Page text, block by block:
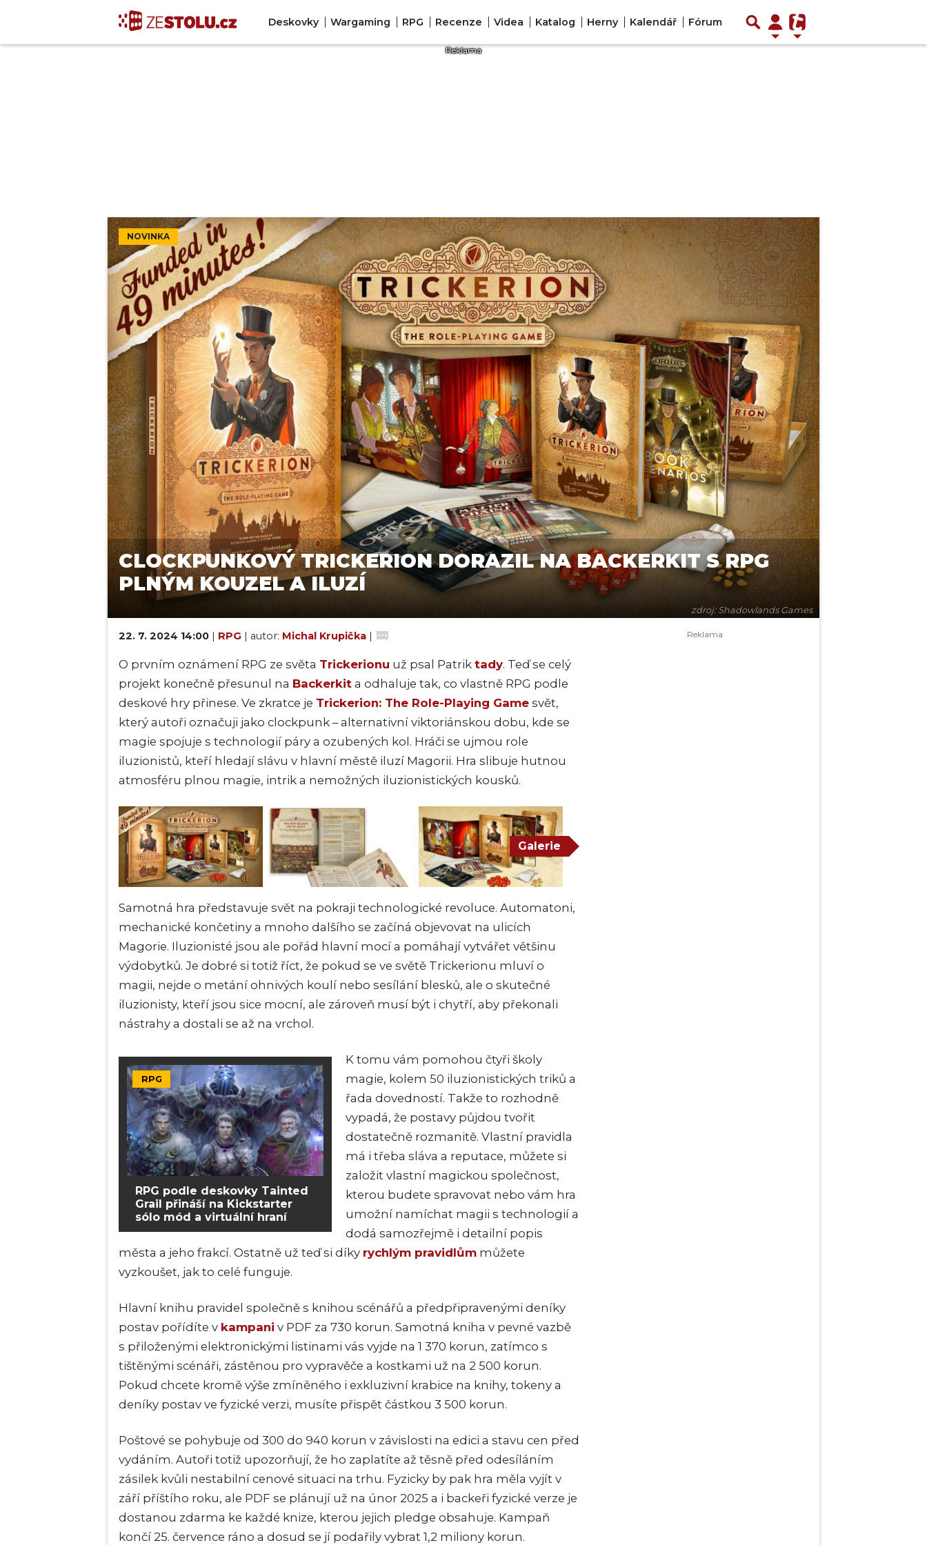
Deskovky Wargaming RPG Recenze Videa Katalog Herny Kalendář Fórum
NOVINKA
zdroj: Shadowlands Games
CLOCKPUNKOVÝ TRICKERION DORAZIL NA BACKERKIT S RPG
PLNÝM KOUZEL A ILUZÍ
22. 7. 2024 14:00 | RPG | autor: Michal Krupička |
O prvním oznámení RPG ze světa Trickerionu už psal Patrik tady. Teď se celý
projekt konečně přesunul na Backerkit a odhaluje tak, co vlastně RPG podle
deskové hry přinese. Ve zkratce je Trickerion: The Role-Playing Game svět,
který autoři označuji jako clockpunk – alternativní viktoriánskou dobu, kde se
magie spojuje s technologií páry a ozubených kol. Hráči se ujmou role
iluzionistů, kteří hledají slávu v hlavní městě iluzí Magorii. Hra slibuje hutnou
atmosféru plnou magie, intrik a nemožných iluzionistických kousků.
Galerie
Samotná hra představuje svět na pokraji technologické revoluce. Automatoni,
mechanické končetiny a mnoho dalšího se začíná objevovat na ulicích
Magorie. Iluzionisté jsou ale pořád hlavní mocí a pomáhají vytvářet většinu
výdobytků. Je dobré si totiž říct, že pokud se ve světě Trickerionu mluví o
magii, nejde o metání ohnivých koulí nebo sesílání blesků, ale o skutečné
iluzionisty, kteří jsou sice mocní, ale zároveň musí být i chytří, aby překonali
nástrahy a dostali se až na vrchol.
RPG
RPG podle deskovky Tainted
Grail přináší na Kickstarter
sólo mód a virtuální hraní
K tomu vám pomohou čtyři školy
magie, kolem 50 iluzionistických triků a
řada dovedností. Takže to rozhodně
vypadá, že postavy půjdou tvořit
dostatečně rozmanitě. Vlastní pravidla
má i třeba sláva a reputace, můžete si
založit vlastní magickou společnost,
kterou budete spravovat nebo vám hra
umožní namíchat magii s technologií a
dodá samozřejmě i detailní popis
města a jeho frakcí. Ostatně už teď si díky rychlým pravidlům můžete
vyzkoušet, jak to celé funguje.
Hlavní knihu pravidel společně s knihou scénářů a předpřipravenými deníky
postav pořídíte v kampani v PDF za 730 korun. Samotná kniha v pevné vazbě
s přiloženými elektronickými listinami vás vyjde na 1 370 korun, zatímco s
tištěnými scénáři, zástěnou pro vypravěče a kostkami už na 2 500 korun.
Pokud chcete kromě výše zmíněného i exkluzivní krabice na knihy, tokeny a
deníky postav ve fyzické verzi, musíte přispět částkou 3 500 korun.
Poštové se pohybuje od 300 do 940 korun v závislosti na edici a stavu cen před
vydáním. Autoři totiž upozorňují, že ho zaplatíte až těsně před odesíláním
zásilek kvůli nestabilní cenové situaci na trhu. Fyzicky by pak hra měla vyjít v
září příštího roku, ale PDF se plánují už na únor 2025 a i backeři fyzické verze je
dostanou zdarma ke každé knize, kterou jejich pledge obsahuje. Kampaň
končí 25. července ráno a dosud se jí podařily vybrat 1,2 miliony korun.